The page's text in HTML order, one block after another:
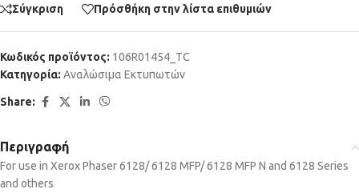
Σύγκριση Πρόσθήκη στην λίστα επιθυμιών
Κωδικός προϊόντος: 106R01454_TC
Κατηγορία: Αναλώσιμα Εκτυπωτών
Share:
Περιγραφή
For use in Xerox Phaser 6128/ 6128 MFP/ 6128 MFP N and 6128 Series
and others